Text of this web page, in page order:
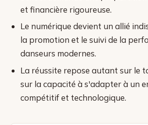
et financière rigoureuse.
Le numérique devient un allié
la promotion et le suivi de la
danseurs modernes.
La réussite repose autant sur le
sur la capacité à s'adapter à un
compétitif et technologique.